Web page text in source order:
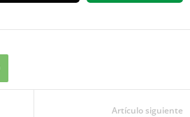
Artículo siguiente